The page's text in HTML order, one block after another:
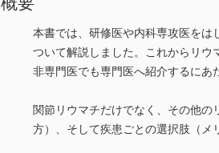
本書では、研修医や内科専攻医をは
ついて解説しました。これからリウ
非専門医でも専門医へ紹介するにあ
関節リウマチだけでなく、その他
方）、そして疾患ごとの選択肢（メ